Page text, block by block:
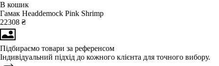
В кошик
Гамак Headdemock Pink Shrimp
22308 ₴
Підбираємо товари за референсом
Індивідуальний підхід до кожного клієнта для точного вибору.